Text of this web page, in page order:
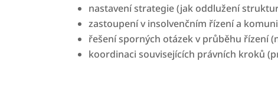
nastavení strategie (jak oddlužení
zastoupení v insolvenčním řízení a
řešení sporných otázek v průběhu řízení
koordinaci souvisejících právních kroků